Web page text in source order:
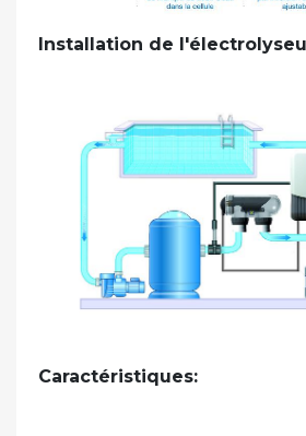
Installation de
Caractéristiques: